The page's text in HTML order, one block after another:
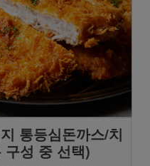
통등심돈까스/치
구성 중 선택)